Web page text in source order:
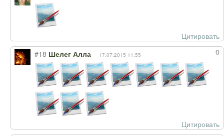
Цитировать
0
#18 Шелег Алла 17.07.2015 11:55
Цитировать